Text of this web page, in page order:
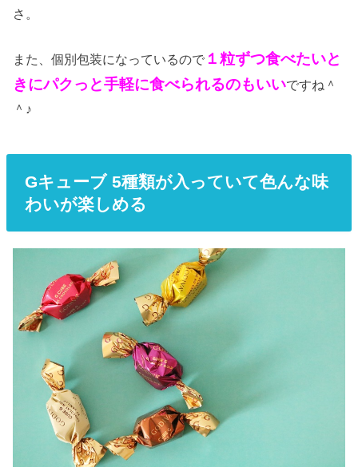
さ。
また、個別包装になっているので １粒ずつ食べたいと
きにパクっと手軽に食べられるのもいいですね＾
＾♪
Gキューブ 5種類が入っていて色んな味
わいが楽しめる